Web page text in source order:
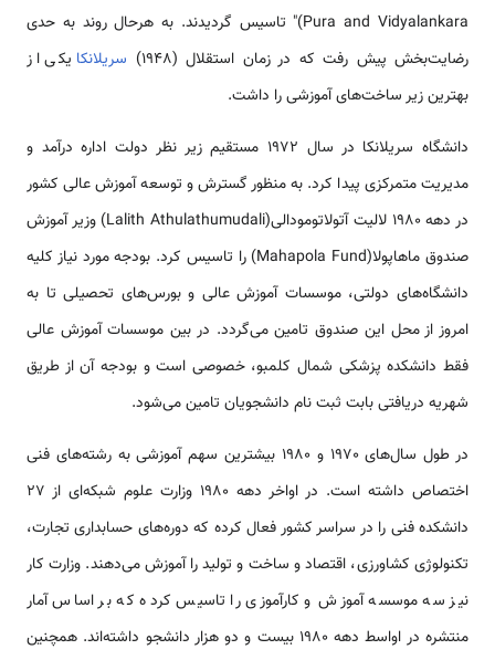
Pura and Vidyalankara)" تاسیس گردیدند. به هرحال روند به حدی
رضایت‌بخش پیش رفت که در زمان استقلال (1948)
سریلانکا یکی از
بهترین زیر ساخت‌های آموزشی را داشت.
دانشگاه سریلانکا در سال 1972 مستقیم زیر نظر دولت اداره درآمد و
مدیریت متمرکزی پیدا کرد. به منظور گسترش و توسعه آموزش عالی کشور
در دهه 1980 لالیت آتولاتومودالی(Lalith Athulathumudali) وزیر آموزش
صندوق ماهاپولا(Mahapola Fund) را تاسیس کرد. بودجه مورد نیاز کلیه
دانشگاه‌های دولتی، موسسات آموزش عالی و بورس‌های تحصیلی تا به
امروز از محل این صندوق تامین می‌گردد. در بین موسسات آموزش عالی
فقط دانشکده پزشکی شمال کلمبو، خصوصی است و بودجه آن از طریق
شهریه دریافتی بابت ثبت نام دانشجویان تامین می‌شود.
در طول سال‌های 1970 و 1980 بیشترین سهم آموزشی به رشته‌های فنی
اختصاص داشته است. در اواخر دهه 1980 وزارت علوم شبکه‌ای از 27
دانشکده فنی را در سراسر کشور فعال کرده که دوره‌های حسابداری تجارت،
تکنولوژی کشاورزی، اقتصاد و ساخت و تولید را آموزش می‌دهند. وزارت کار
نیز سه موسسه آموزش و کارآموزی را تاسیس کرده که بر اساس آمار
منتشره در اواسط دهه 1980 بیست و دو هزار دانشجو داشته‌اند. همچنین